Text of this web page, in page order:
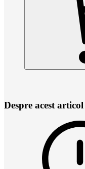
Despre acest articol